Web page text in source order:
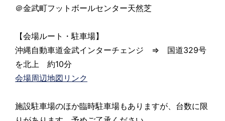
＠金武町フットボールセンター天然芝
【会場ルート・駐車場】
沖縄自動車道金武インターチェンジ ⇒ 国道329号
を北上 約10分
会場周辺地図リンク
施設駐車場のほか臨時駐車場もありますが、台数に限